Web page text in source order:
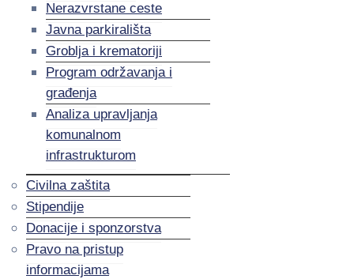
Nerazvrstane ceste
Javna parkirališta
Groblja i krematoriji
Program održavanja i
građenja
Analiza upravljanja
komunalnom
infrastrukturom
Civilna zaštita
Stipendije
Donacije i sponzorstva
Pravo na pristup
informacijama